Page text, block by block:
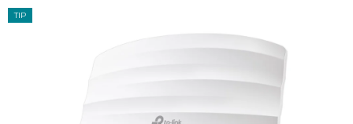
produktu
TIP